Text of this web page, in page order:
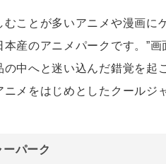
ことが多いアニメや漫画に
産のアニメパークです。”
中へと迷い込んだ錯覚を
メをはじめとしたクールジ
パーク